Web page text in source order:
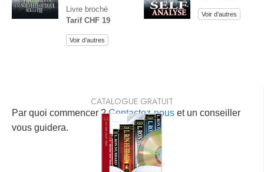
Livre broché
Tarif CHF 19
Voir d’autres
Voir d’autres
Par quoi commencer ?Contactez-nous et un conseiller
vous guidera.
CATALOGUE GRATUIT